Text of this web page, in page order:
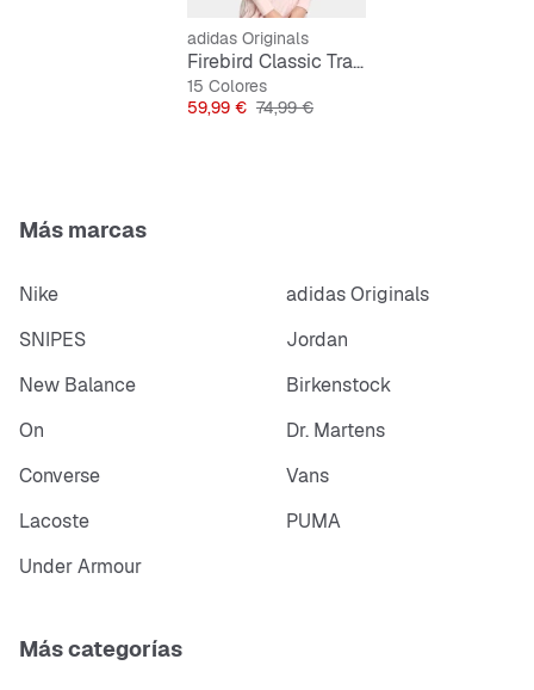
adidas Originals
Firebird Classic Tracktop
15 Colores
Precio
59,99 € Precio original
74,99 €
Más marcas
Nike
adidas Originals
SNIPES
Jordan
New Balance
Birkenstock
On
Dr. Martens
Converse
Vans
Lacoste
PUMA
Under Armour
Más categorías